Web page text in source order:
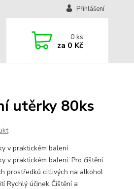
Přihlášení
0ks
za 0 Kč
utěrky 80ks
v praktickém balení
v praktickém balení. Pro čištění
prostředků citlivých na alkohol
Rychlý účinek Čištění a